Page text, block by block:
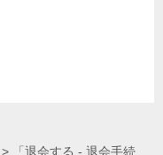
「退会する - 退会手続